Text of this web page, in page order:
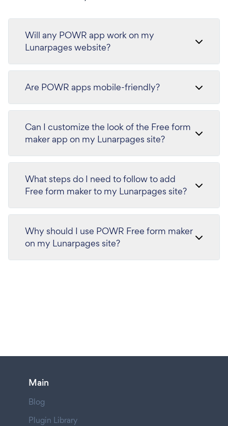
Will any POWR app work on my
Lunarpages website?
Are POWR apps mobile-friendly?
Can I customize the look of the Free form
maker app on my Lunarpages site?
What steps do I need to follow to add
Free form maker to my Lunarpages site?
Why should I use POWR Free form maker
on my Lunarpages site?
Main
Blog
Plugin Library